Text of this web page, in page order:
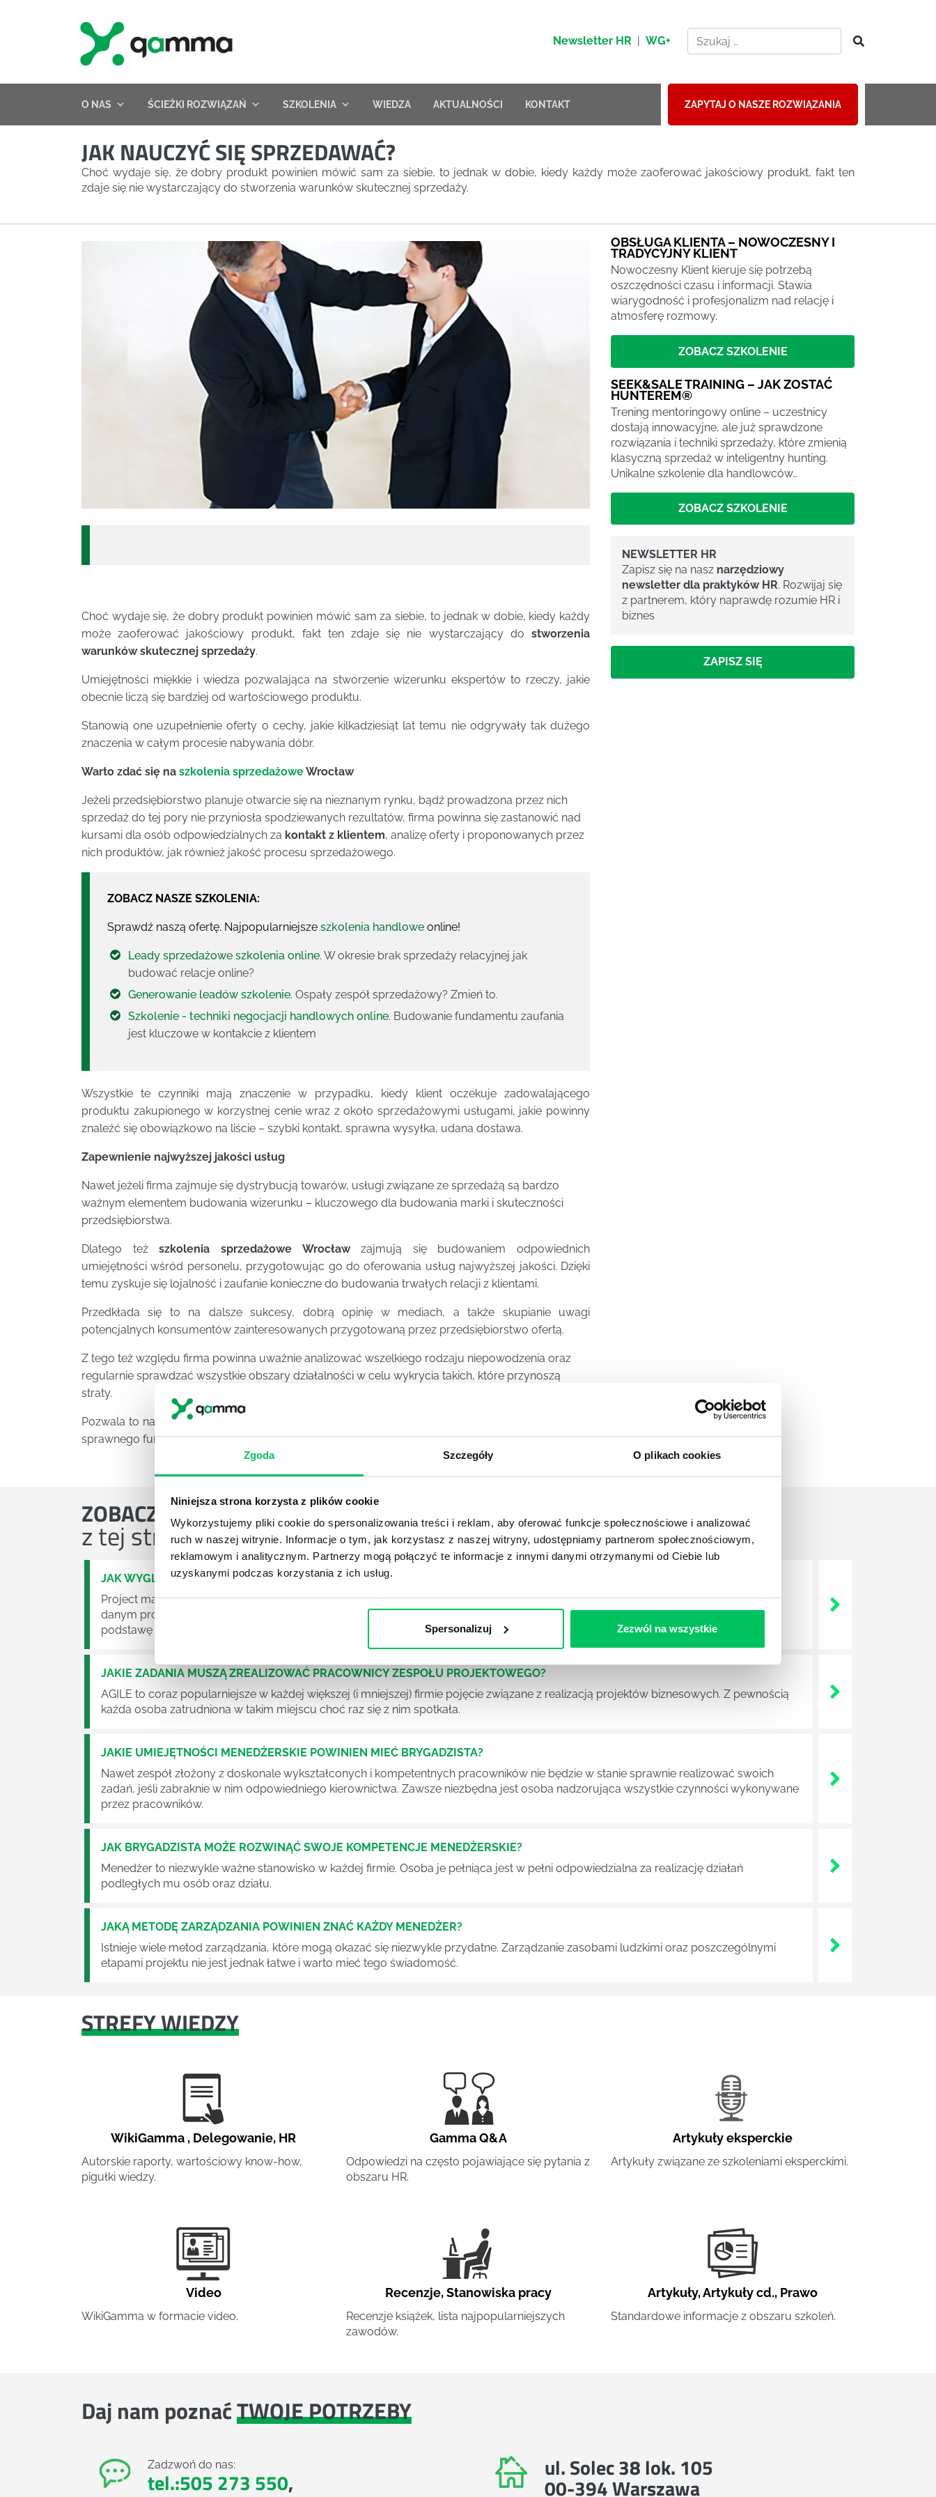
Zgoda Szczegóły O plikach cookies
Niniejsza strona korzysta z plików cookie
Wykorzystujemy pliki cookie do spersonalizowania treści i reklam, aby oferować funkcje społecznościowe i analizować
ruch w naszej witrynie. Informacje o tym, jak korzystasz z naszej witryny, udostępniamy partnerom społecznościowym,
reklamowym i analitycznym. Partnerzy mogą połączyć te informacje z innymi danymi otrzymanymi od Ciebie lub
uzyskanymi podczas korzystania z ich usług.
Spersonalizuj Zezwól na wszystkie
Newsletter HR | WG+
O NAS ŚCIEŻKI ROZWIĄZAŃ SZKOLENIA WIEDZA AKTUALNOŚCI KONTAKT ZAPYTAJ O NASZE ROZWIĄZANIA
JAK NAUCZYĆ SIĘ SPRZEDAWAĆ?
Choć wydaje się, że dobry produkt powinien mówić sam za siebie, to jednak w dobie, kiedy każdy może zaoferować jakościowy produkt, fakt ten
zdaje się nie wystarczający do stworzenia warunków skutecznej sprzedaży.
Choć wydaje się, że dobry produkt powinien mówić sam za siebie, to jednak w dobie, kiedy każdy
może zaoferować jakościowy produkt, fakt ten zdaje się nie wystarczający do stworzenia
warunków skutecznej sprzedaży.
Umiejętności miękkie i wiedza pozwalająca na stworzenie wizerunku ekspertów to rzeczy, jakie
obecnie liczą się bardziej od wartościowego produktu.
Stanowią one uzupełnienie oferty o cechy, jakie kilkadziesiąt lat temu nie odgrywały tak dużego
znaczenia w całym procesie nabywania dóbr.
Warto zdać się na szkolenia sprzedażoweWrocław
Jeżeli przedsiębiorstwo planuje otwarcie się na nieznanym rynku, bądź prowadzona przez nich
sprzedaż do tej pory nie przyniosła spodziewanych rezultatów, firma powinna się zastanowić nad
kursami dla osób odpowiedzialnych za kontakt z klientem, analizę oferty i proponowanych przez
nich produktów, jak również jakość procesu sprzedażowego.
ZOBACZ NASZE SZKOLENIA:
Sprawdź naszą ofertę. Najpopularniejsze szkolenia handlowe online!
Leady sprzedażowe szkolenia online. W okresie brak sprzedaży relacyjnej jak
budować relacje online?
Generowanie leadów szkolenie. Ospały zespół sprzedażowy? Zmień to.
Szkolenie - techniki negocjacji handlowych online. Budowanie fundamentu zaufania
jest kluczowe w kontakcie z klientem
Wszystkie te czynniki mają znaczenie w przypadku, kiedy klient oczekuje zadowalającego
produktu zakupionego w korzystnej cenie wraz z około sprzedażowymi usługami, jakie powinny
znaleźć się obowiązkowo na liście – szybki kontakt, sprawna wysyłka, udana dostawa.
Zapewnienie najwyższej jakości usług
Nawet jeżeli firma zajmuje się dystrybucją towarów, usługi związane ze sprzedażą są bardzo
ważnym elementem budowania wizerunku – kluczowego dla budowania marki i skuteczności
przedsiębiorstwa.
Dlatego teższkolenia sprzedażowe Wrocławzajmują się budowaniem odpowiednich
umiejętności wśród personelu, przygotowując go do oferowania usług najwyższej jakości. Dzięki
temu zyskuje się lojalność i zaufanie konieczne do budowania trwałych relacji z klientami.
Przedkłada się to na dalsze sukcesy, dobrą opinię w mediach, a także skupianie uwagi
potencjalnych konsumentów zainteresowanych przygotowaną przez przedsiębiorstwo ofertą.
Z tego też względu firma powinna uważnie analizować wszelkiego rodzaju niepowodzenia oraz
regularnie sprawdzać wszystkie obszary działalności w celu wykrycia takich, które przynoszą
straty.
Pozwala to na zlokalizowanie problemu i skupienie się na znalezieniu rozwiązania, koniecznego do
sprawnego funkcjonowania firmy.
OBSŁUGA KLIENTA – NOWOCZESNY I
TRADYCYJNY KLIENT
Nowoczesny Klient kieruje się potrzebą
oszczędności czasu i informacji. Stawia
wiarygodność i profesjonalizm nad relację i
atmosferę rozmowy.
ZOBACZ SZKOLENIE
SEEK&SALE TRAINING – JAK ZOSTAĆ
HUNTEREM®
Trening mentoringowy online – uczestnicy
dostają innowacyjne, ale już sprawdzone
rozwiązania i techniki sprzedaży, które zmienią
klasyczną sprzedaż w inteligentny hunting.
Unikalne szkolenie dla handlowców…
ZOBACZ SZKOLENIE
NEWSLETTER HR
Zapisz się na nasz narzędziowy
newsletter dla praktyków HR. Rozwijaj się
z partnerem, który naprawdę rozumie HR i
biznes
ZAPISZ SIĘ
ZOBACZ OSTATNIE ARTYKUŁY
z tej strefy wiedzy
JAK WYGLĄDA PRACA ZESPOŁÓW PROJEKTOWYCH W ZWINNEJ METODYCE?
Project management (czyli zarządzanie projektami) to szereg czynności mających na celu zrealizowanie wszystkich związanych z
danym projektem założeń. Zajmują się nim osoby wchodzące w skład specjalnych zespołów projektowych, a ich praca stanowi
podstawę działalności wielu przedsiębiorstw.
JAKIE ZADANIA MUSZĄ ZREALIZOWAĆ PRACOWNICY ZESPOŁU PROJEKTOWEGO?
AGILE to coraz popularniejsze w każdej większej (i mniejszej) firmie pojęcie związane z realizacją projektów biznesowych. Z pewnością
każda osoba zatrudniona w takim miejscu choć raz się z nim spotkała.
JAKIE UMIEJĘTNOŚCI MENEDŻERSKIE POWINIEN MIEĆ BRYGADZISTA?
Nawet zespół złożony z doskonale wykształconych i kompetentnych pracowników nie będzie w stanie sprawnie realizować swoich
zadań, jeśli zabraknie w nim odpowiedniego kierownictwa. Zawsze niezbędna jest osoba nadzorująca wszystkie czynności wykonywane
przez pracowników.
JAK BRYGADZISTA MOŻE ROZWINĄĆ SWOJE KOMPETENCJE MENEDŻERSKIE?
Menedżer to niezwykle ważne stanowisko w każdej firmie. Osoba je pełniąca jest w pełni odpowiedzialna za realizację działań
podległych mu osób oraz działu.
JAKĄ METODĘ ZARZĄDZANIA POWINIEN ZNAĆ KAŻDY MENEDŻER?
Istnieje wiele metod zarządzania, które mogą okazać się niezwykle przydatne. Zarządzanie zasobami ludzkimi oraz poszczególnymi
etapami projektu nie jest jednak łatwe i warto mieć tego świadomość.
STREFY WIEDZY
WikiGamma , Delegowanie, HR
Autorskie raporty, wartościowy know-how,
pigułki wiedzy.
Gamma Q&A
Odpowiedzi na często pojawiające się pytania z
obszaru HR.
Artykuły eksperckie
Artykuły związane ze szkoleniami eksperckimi.
Video
WikiGamma w formacie video.
Recenzje,Stanowiska pracy
Recenzje książek, lista najpopularniejszych
zawodów.
Artykuły,Artykuły cd., Prawo
Standardowe informacje z obszaru szkoleń.
Daj nam poznaćTWOJE POTRZEBY
Zadzwoń do nas:
tel.:505 273 550,
ul. Solec 38 lok. 105
00-394 Warszawa